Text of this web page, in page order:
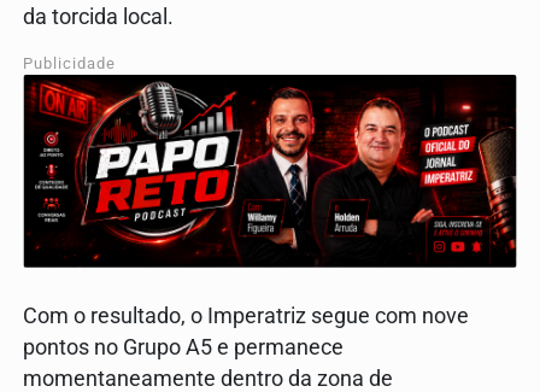
da torcida local.
Publicidade
Com o resultado, o Imperatriz segue com nove
pontos no Grupo A5 e permanece
momentaneamente dentro da zona de